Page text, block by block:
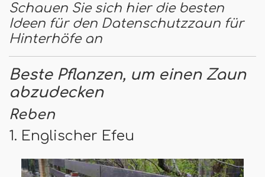
Schauen Sie sich hier die besten
Ideen für den Datenschutzzaun für
Hinterhöfe an
Beste Pflanzen, um einen Zaun
abzudecken
Reben
1. Englischer Efeu